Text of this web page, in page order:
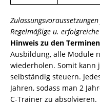
Regelmäßige u.
Hinweis zu den
Ausbildung, alle Module
wiederholen. Somit kann
selbständig steuern.
Jahren, sodass man 2
C-Trainer zu absolvieren.